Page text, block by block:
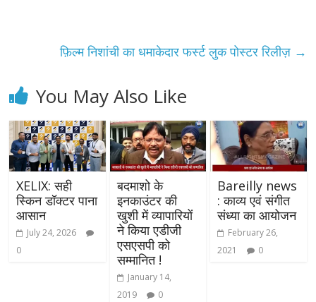
फ़िल्म निशांची का धमाकेदार फर्स्ट लुक पोस्टर रिलीज़ →
You May Also Like
XELIX: सही
स्किन डॉक्टर पाना
आसान
July 24, 2026
0
बदमाशो के
इनकाउंटर की
खुशी में व्यापारियों
ने किया एडीजी
एसएसपी को
सम्मानित !
January 14,
2019
0
Bareilly news
: काव्य एवं संगीत
संध्या का आयोजन
February 26,
2021
0